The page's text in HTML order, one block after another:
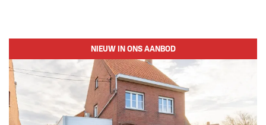
NIEUW IN ONS AANBOD